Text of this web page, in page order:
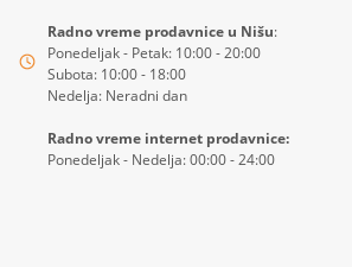
Radno vreme prodavnice u Nišu:
Ponedeljak - Petak: 10:00 - 20:00
Subota: 10:00 - 18:00
Nedelja: Neradni dan
Radno vreme internet prodavnice:
Ponedeljak - Nedelja: 00:00 - 24:00